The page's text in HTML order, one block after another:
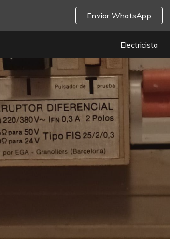
Enviar WhatsApp
Electricista